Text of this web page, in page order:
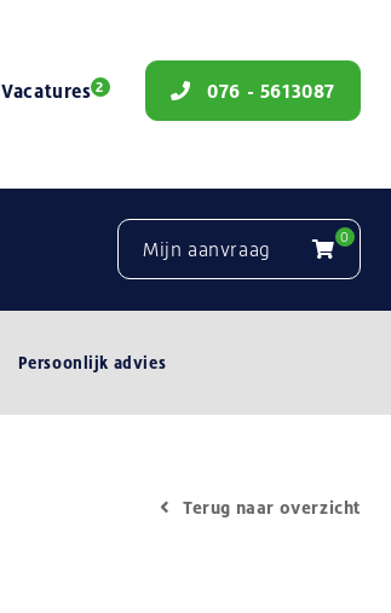
Vacatures 2 076 - 5613087
Mijn aanvraag
0
Persoonlijk advies
Terug naar overzicht